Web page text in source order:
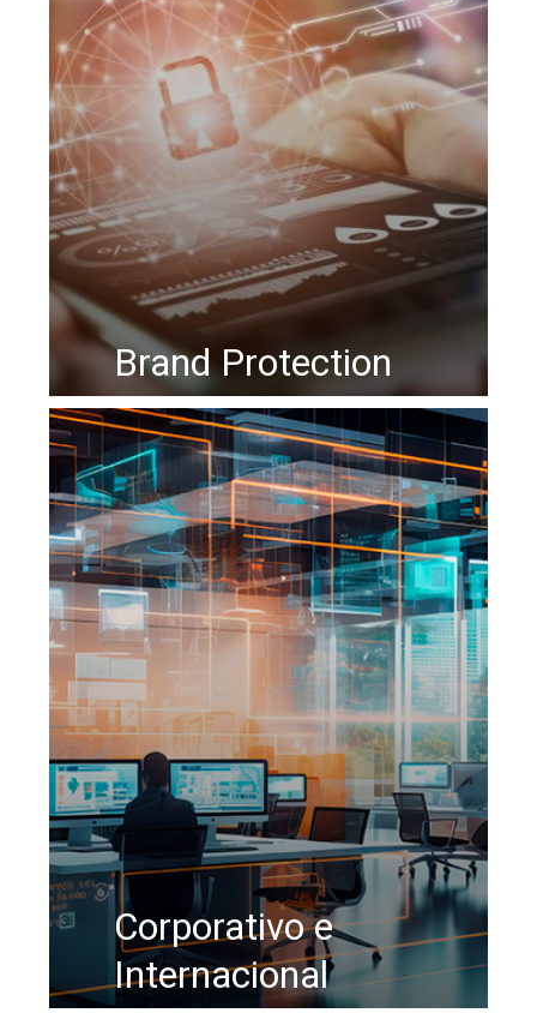
Brand Protection
Corporativo e
Internacional